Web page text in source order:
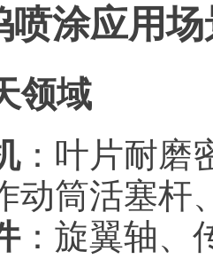
喷涂应用
领域
：叶片耐磨
动筒活塞杆
：旋翼轴、